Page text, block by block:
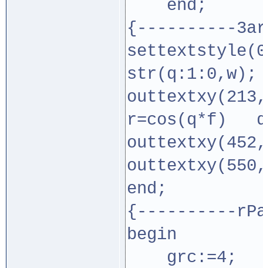
end;
{----------
str(q:1:0,w);
r=cos(q*f)
end;
{----------
begin
grc:=4;